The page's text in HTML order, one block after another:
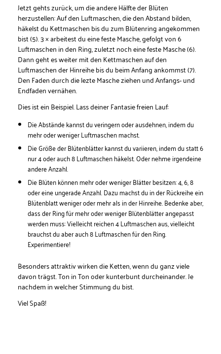
Jetzt gehts zurück, um die andere Hälfte der Blüten
herzustellen: Auf den Luftmaschen, die den Abstand bilden,
häkelst du Kettmaschen bis du zum Blütenring angekommen
bist (5). 3 × arbeitest du eine feste Masche, gefolgt von 6
Luftmaschen in den Ring, zuletzt noch eine feste Masche (6).
Dann geht es weiter mit den Kettmaschen auf den
Luftmaschen der Hinreihe bis du beim Anfang ankommst (7).
Den Faden durch die lezte Masche ziehen und Anfangs- und
Endfaden vernähen.
Dies ist ein Beispiel. Lass deiner Fantasie freien Lauf:
Die Abstände kannst du veringern oder ausdehnen, indem du
mehr oder weniger Luftmaschen machst.
Die Größe der Blütenblätter kannst du variieren, indem du statt 6
nur 4 oder auch 8 Luftmaschen häkelst. Oder nehme irgendeine
andere Anzahl.
Die Blüten können mehr oder weniger Blätter besitzen: 4, 6, 8
oder eine ungerade Anzahl. Dazu machst du in der Rückreihe ein
Blütenblatt weniger oder mehr als in der Hinreihe. Bedenke aber,
dass der Ring für mehr oder weniger Blütenblätter angepasst
werden muss: Vielleicht reichen 4 Luftmaschen aus, vielleicht
brauchst du aber auch 8 Luftmaschen für den Ring.
Experimentiere!
Besonders attraktiv wirken die Ketten, wenn du ganz viele
davon trägst. Ton in Ton oder kunterbunt durcheinander. Je
nachdem in welcher Stimmung du bist.
Viel Spaß!